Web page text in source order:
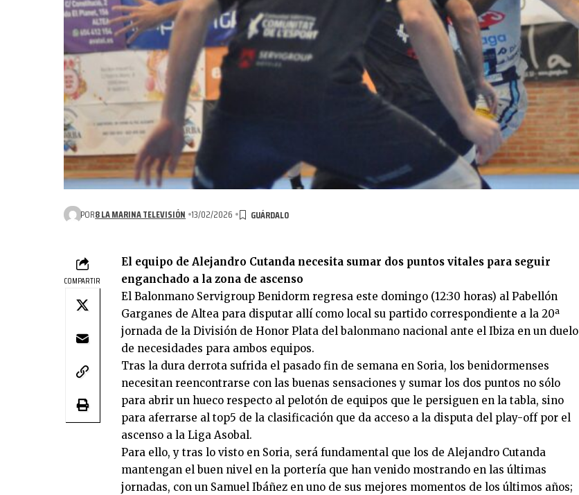
POR8 LA MARINA TELEVISIÓN 13/02/2026
COMPARTIR
El equipo de Alejandro Cutanda necesita sumar dos puntos vitales para seguir
enganchado a la zona de ascenso
El Balonmano Servigroup Benidorm regresa este domingo (12:30 horas) al Pabellón
Garganes de Altea para disputar allí como local su partido correspondiente a la 20ª
jornada de la División de Honor Plata del balonmano nacional ante el Ibiza en un duelo
de necesidades para ambos equipos.
Tras la dura derrota sufrida el pasado fin de semana en Soria, los benidormenses
necesitan reencontrarse con las buenas sensaciones y sumar los dos puntos no sólo
para abrir un hueco respecto al pelotón de equipos que le persiguen en la tabla, sino
para aferrarse al top5 de la clasificación que da acceso a la disputa del play-off por el
ascenso a la Liga Asobal.
Para ello, y tras lo visto en Soria, será fundamental que los de Alejandro Cutanda
mantengan el buen nivel en la portería que han venido mostrando en las últimas
jornadas, con un Samuel Ibáñez en uno de sus mejores momentos de los últimos años;